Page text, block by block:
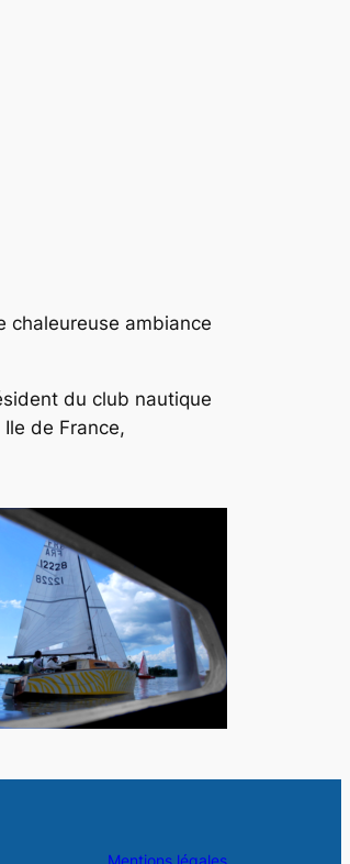
chaleureuse ambiance
du club nautique
de France,
Mentions légales